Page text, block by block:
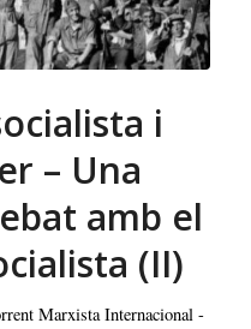
i
– Una
amb el
(II)
Marxista Internacional -